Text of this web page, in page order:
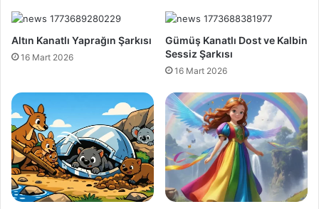
Altın Kanatlı Yaprağın Şarkısı
16 Mart 2026
Gümüş Kanatlı Dost ve Kalbin
Sessiz Şarkısı
16 Mart 2026